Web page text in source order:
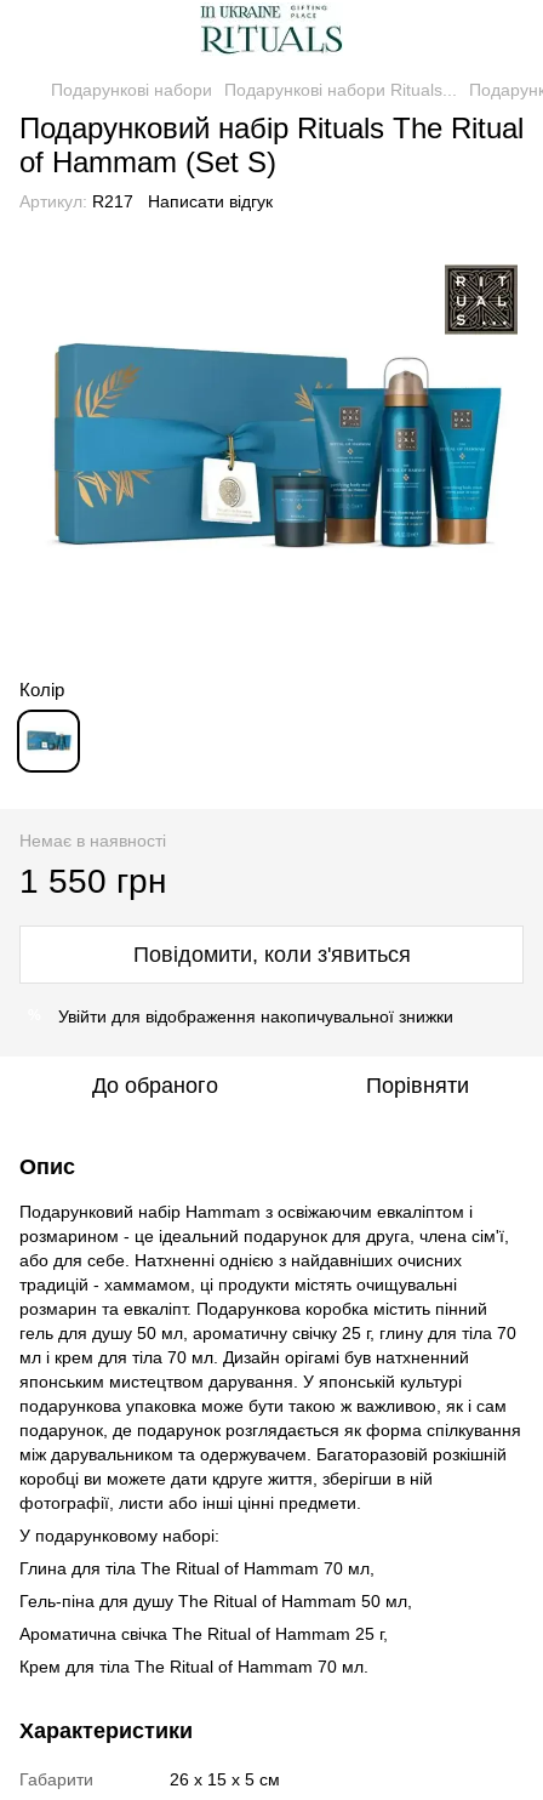
Подарункові набори Подарункові набори Rituals...
Подарунковий набір Rituals The Ritual
of Hammam (Set S)
Артикул: R217 Написати відгук
Колір
Немає в наявності
1 550 грн
Повідомити, коли з'явиться
Увійти для відображення накопичувальної знижки
До обраного Порівняти
Опис
Подарунковий набір Hammam з освіжаючим евкаліптом і
розмарином - це ідеальний подарунок для друга, члена сім'ї,
або для себе. Натхненні однією з найдавніших очисних
традицій - хаммамом, ці продукти містять очищувальні
розмарин та евкаліпт. Подарункова коробка містить пінний
гель для душу 50 мл, ароматичну свічку 25 г, глину для тіла 70
мл і крем для тіла 70 мл. Дизайн орігамі був натхненний
японським мистецтвом дарування. У японській культурі
подарункова упаковка може бути такою ж важливою, як і сам
подарунок, де подарунок розглядається як форма спілкування
між дарувальником та одержувачем. Багаторазовій розкішній
коробці ви можете дати кдруге життя, зберігши в ній
фотографії, листи або інші цінні предмети.
У подарунковому наборі:
Глина для тіла The Ritual of Hammam 70 мл,
Гель-піна для душу The Ritual of Hammam 50 мл,
Ароматична свічка The Ritual of Hammam 25 г,
Крем для тіла The Ritual of Hammam 70 мл.
Характеристики
Габарити
26 х 15 х 5 см